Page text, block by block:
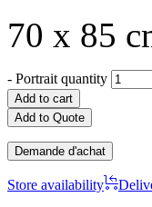
70 x 85
- Portrait quantity
Add to cart
Add to Quote
Demande d'achat
Store availability